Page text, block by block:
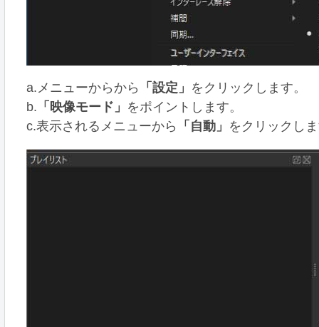
a.メニューからから 「設定」 をクリックします。
b. 「映像モード」 をポイントします。
c.表示されるメニューから
「自動」 をクリックし